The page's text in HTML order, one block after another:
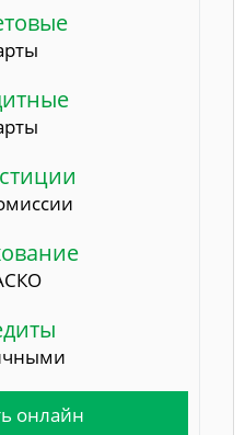
онлайн